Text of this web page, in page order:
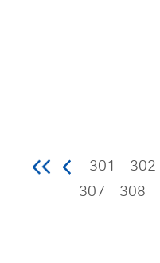
301 302
307
308